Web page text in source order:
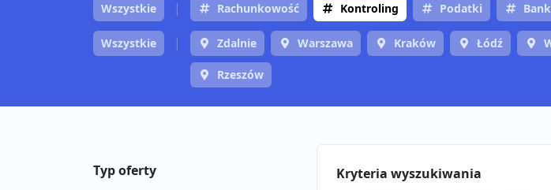
Wszystkie Rachunkowość Kontroling Podatki
Wszystkie Zdalnie Warszawa Kraków Łódź
Rzeszów
Typ oferty Kryteria wyszukiwania